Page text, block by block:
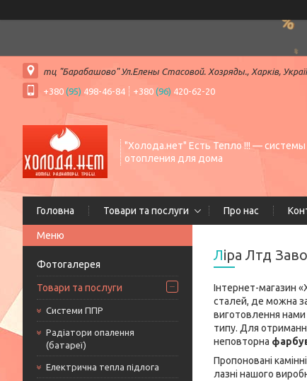
тц "Барабашово" Ул.Елены Стасовой. Хозряды., Харків,
+380 (95) 498-46-84 +380 (96) 420-62-20
"Холода.нет" Есть Тепло !!! — системы
отопления для дома
Головна Товари та послуги Про нас
Фотогалерея
Товари та послуги
Системи ППР
Радіатори опалення
(батареї)
Електрична тепла підлога
Ліра Лтд
Інтернет-магазин
сталей, де можна
виготовлення нами
типу. Для
неповторна
Пропоновані
лазні нашого